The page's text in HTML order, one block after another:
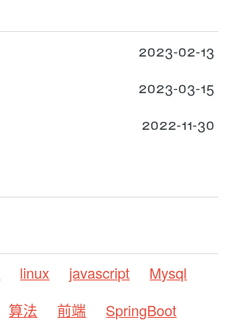
2023-02-13
2023-03-15
2022-11-30
linux javascript
Mysql
算法 前端
SpringBoot